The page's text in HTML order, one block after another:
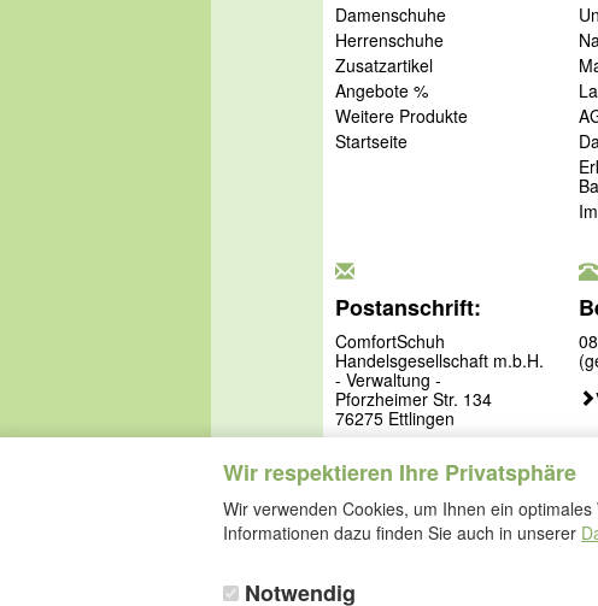
Wir respektieren Ihre Privatsphäre
Wir verwenden Cookies, um Ihnen ein
Informationen dazu finden Sie auch in unserer
Notwendig
Damenschuhe
Herrenschuhe
Zusatzartikel
Angebote %
Weitere Produkte
Startseite
Postanschrift:
ComfortSchuh
Handelsgesellschaft m.b.H.
- Verwaltung -
Pforzheimer Str. 134
76275 Ettlingen